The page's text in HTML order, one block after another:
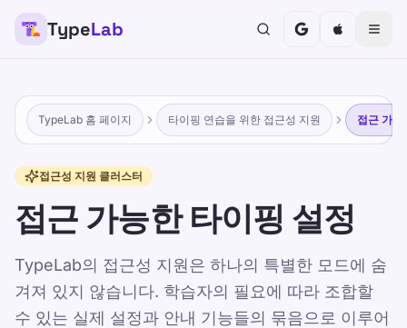
TypeLab
TypeLab 홈 페이지 타이핑 연습을 위한 접근성 지원 접근 가능
접근성 지원 클러스터
접근 가능한 타이핑 설정
TypeLab의 접근성 지원은 하나의 특별한 모드에 숨
겨져 있지 않습니다. 학습자의 필요에 따라 조합할
수 있는 실제 설정과 안내 기능들의 묶음으로 이루어